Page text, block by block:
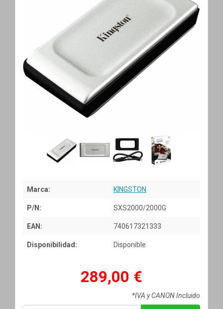
Marca: KINGSTON
P/N: SXS2000/2000G
EAN: 740617321333
Disponibilidad: Disponible
289,00 €
*IVA y CANON Incluido